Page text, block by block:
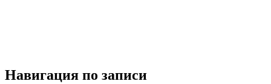
Навигация по записи